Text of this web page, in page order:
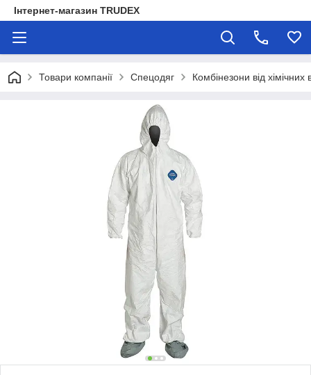
Інтернет-магазин TRUDEX
Товари компанії Спецодяг Комбінезони від хімічних